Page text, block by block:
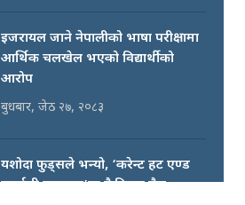
इजरायल जाने नेपालीको भाषा परीक्षामा
आर्थिक चलखेल भएको विद्यार्थीको
आरोप
बुधबार, जेठ २७, २०८३
यशोदा फुड्सले भन्यो, ‘करेन्ट हट एण्ड
स्पाईसी चाउचाउ’मा कैफियत छैन